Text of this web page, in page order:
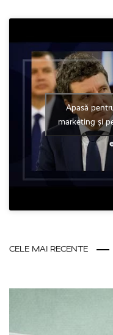
Apasă
marketing și
CELE MAI RECENTE